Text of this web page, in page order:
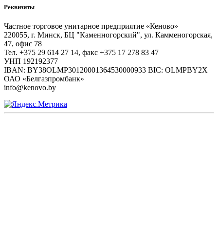
Реквизиты
Частное торговое унитарное предприятие «Кеново»
220055, г. Минск, БЦ "Каменногорский", ул. Камменогорская,
47, офис 78
Тел. +375 29 614 27 14, факс +375 17 278 83 47
УНП 192192377
IBAN: BY38OLMP30120001364530000933 BIC: OLMPBY2X
ОАО «Белгазпромбанк»
info@kenovo.by